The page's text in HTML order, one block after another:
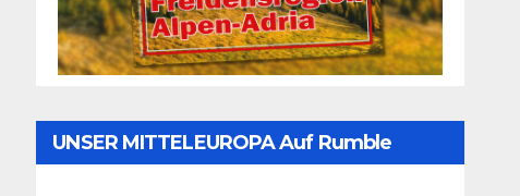
UNSER MITTELEUROPA Auf Rumble